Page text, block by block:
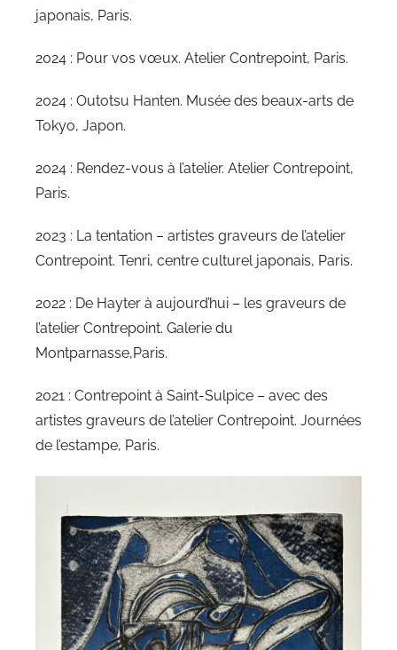
japonais, Paris.
2024 : Pour vos vœux. Atelier Contrepoint, Paris.
2024 : Outotsu Hanten. Musée des beaux-arts de
Tokyo, Japon.
2024 : Rendez-vous à l’atelier. Atelier Contrepoint,
Paris.
2023 : La tentation – artistes graveurs de l’atelier
Contrepoint. Tenri, centre culturel japonais, Paris.
2022 : De Hayter à aujourd’hui – les graveurs de
l’atelier Contrepoint. Galerie du
Montparnasse,Paris.
2021 : Contrepoint à Saint-Sulpice – avec des
artistes graveurs de l’atelier Contrepoint. Journées
de l’estampe, Paris.